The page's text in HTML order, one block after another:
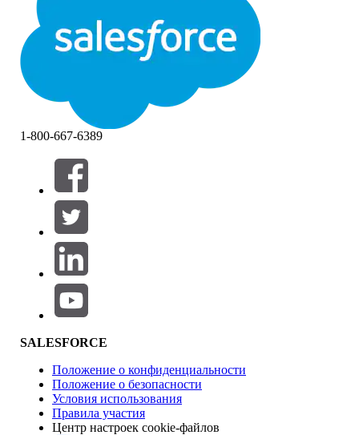
Закрыть
Фильтры (0)
ВЫБРАТЬ ФИЛЬТРЫ
Область продуктов
Влияние на функции
1-800-667-6389
SALESFORCE
Положение о конфиденциальности
Положение о безопасности
Условия использования
Правила участия
Центр настроек cookie-файлов